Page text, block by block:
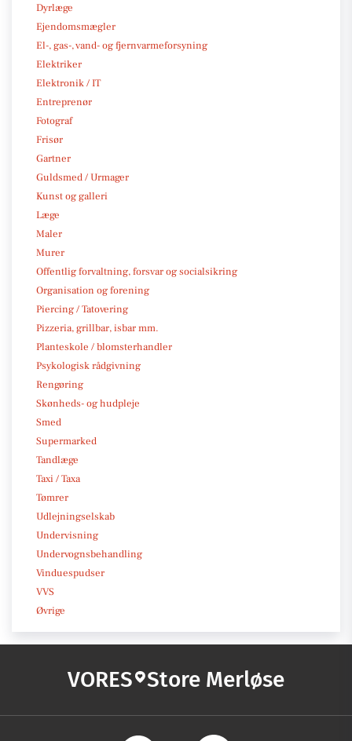
Dyrlæge
Ejendomsmægler
El-, gas-, vand- og fjernvarmeforsyning
Elektriker
Elektronik / IT
Entreprenør
Fotograf
Frisør
Gartner
Guldsmed / Urmager
Kunst og galleri
Læge
Maler
Murer
Offentlig forvaltning, forsvar og socialsikring
Organisation og forening
Piercing / Tatovering
Pizzeria, grillbar, isbar mm.
Planteskole / blomsterhandler
Psykologisk rådgivning
Rengøring
Skønheds- og hudpleje
Smed
Supermarked
Tandlæge
Taxi / Taxa
Tømrer
Udlejningselskab
Undervisning
Undervognsbehandling
Vinduespudser
VVS
Øvrige
VORES Store Merløse